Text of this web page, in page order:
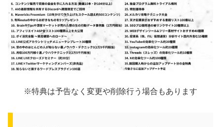
※特典は予告なく変更や削除行う場合もあります